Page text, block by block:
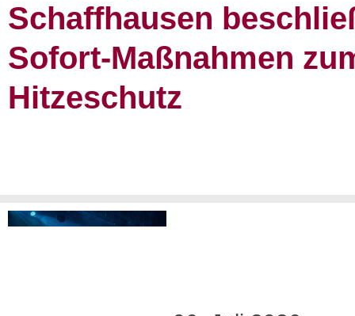
Schaffhausen
Sofort-Maßnahmen
Hitzeschutz